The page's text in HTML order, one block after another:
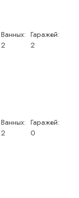
Ванных:
2
Гаражей:
2
Ванных:
2
Гаражей:
0